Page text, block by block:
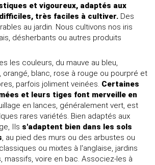
et vigoureux, adaptés aux
très faciles à cultiver. Des
au jardin. Nous cultivons nos iris
désherbants ou autres produits
les couleurs, du mauve au bleu,
orangé, blanc, rose à rouge ou pourpré et
parfois joliment veinées. Certaines
et leurs tiges font merveille en
en lances, généralement vert, est
rares variétés. Bien adaptés aux
Ils s'adaptent bien dans les sols
, au pied des murs ou des arbustes ou
ou mixtes à l'anglaise, jardins
massifs, voire en bac. Associez-les à